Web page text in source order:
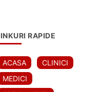
RAPIDE
ACASA
CLINICI
MEDICI